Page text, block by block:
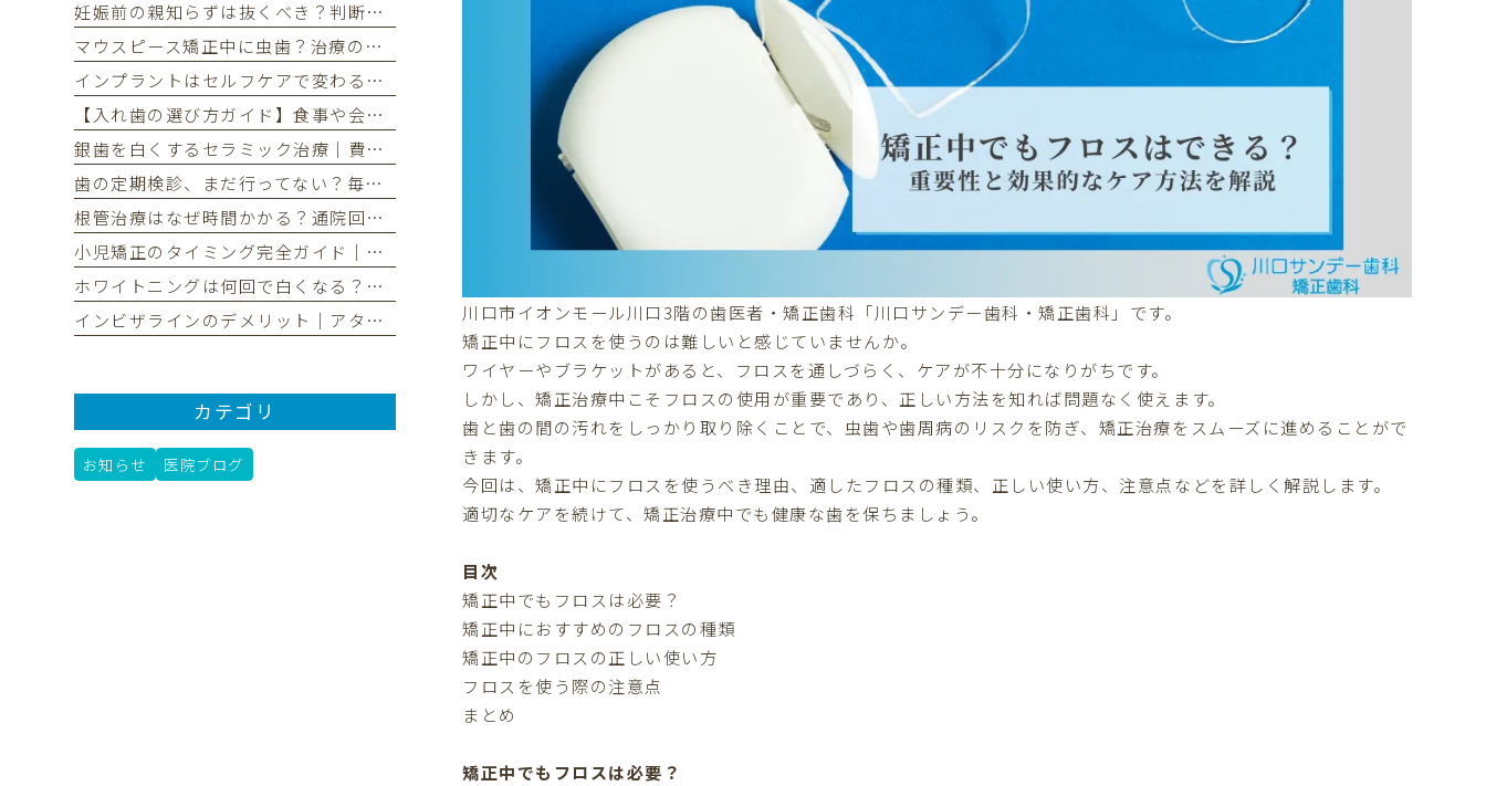
川口市イオンモール川口3階の歯医者・矯正歯科「川口サンデー歯科・矯正歯科」です。
矯正中にフロスを使うのは難しいと感じていませんか。
ワイヤーやブラケットがあると、フロスを通しづらく、ケアが不十分になりがちです。
しかし、矯正治療中こそフロスの使用が重要であり、正しい方法を知れば問題なく使えます。
歯と歯の間の汚れをしっかり取り除くことで、虫歯や歯周病のリスクを防ぎ、矯正治療をスムーズに進めることがで
きます。
今回は、矯正中にフロスを使うべき理由、適したフロスの種類、正しい使い方、注意点などを詳しく解説します。
適切なケアを続けて、矯正治療中でも健康な歯を保ちましょう。
目次
矯正中でもフロスは必要？
矯正中におすすめのフロスの種類
矯正中のフロスの正しい使い方
フロスを使う際の注意点
まとめ
矯正中でもフロスは必要？
妊娠前の親知らずは抜くべき？判断基準と後悔しないタイミングを解説
マウスピース矯正中に虫歯？治療の流れと中断リスク、予防法を解説
インプラントはセルフケアで変わる！長持ちさせる毎日の習慣と定期検診
【入れ歯の選び方ガイド】食事や会話を楽しむためのポイントとは
銀歯を白くするセラミック治療｜費用・期間・長持ちさせる秘訣
歯の定期検診、まだ行ってない？毎日の歯磨きだけでは不十分な理由
根管治療はなぜ時間かかる？通院回数の目安と治療期間を解説
小児矯正のタイミング完全ガイド｜治療の種類と選び方を分かりやすく
ホワイトニングは何回で白くなる？理想の白さまでの回数と期間を解説
インビザラインのデメリット｜アタッチメントは実は目立つ？後悔しないための全知識
カテゴリ
お知らせ 医院ブログ